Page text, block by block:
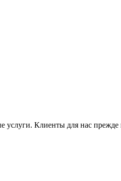
услуги. Клиенты для нас